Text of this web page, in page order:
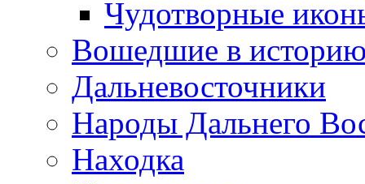
Чудотворные
Вошедшие в
Дальневосточники
Народы Дальнего
Находка